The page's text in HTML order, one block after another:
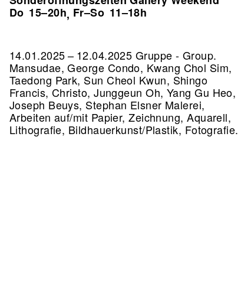
Do 15–20h, Fr–So 11–18h
14.01.2025 – 12.04.2025 Gruppe - Group.
Mansudae, George Condo, Kwang Chol Sim,
Taedong Park, Sun Cheol Kwun, Shingo
Francis, Christo, Junggeun Oh, Yang Gu Heo,
Joseph Beuys, Stephan Elsner Malerei,
Arbeiten auf/mit Papier, Zeichnung, Aquarell,
Lithografie, Bildhauerkunst/Plastik, Fotografie.